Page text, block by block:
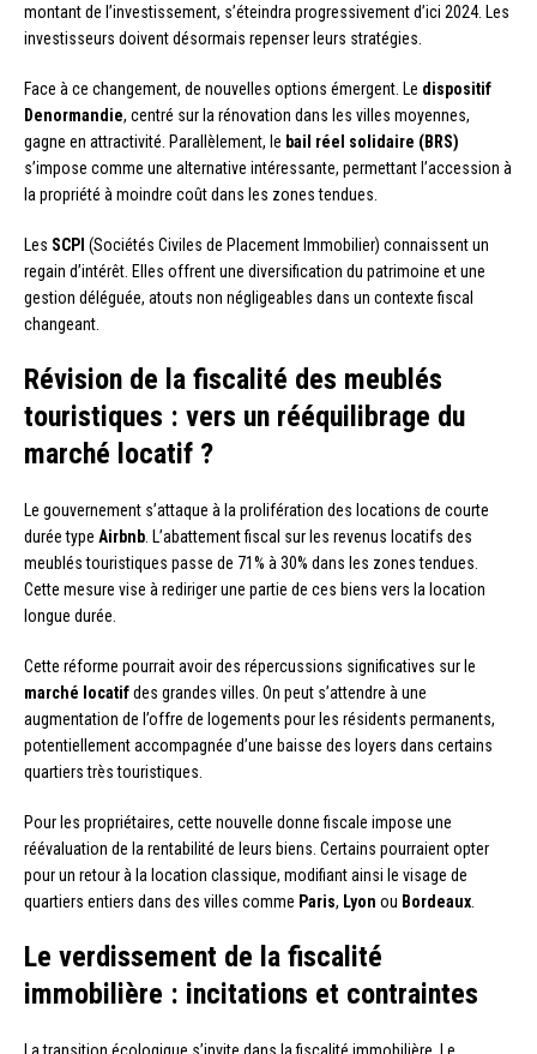
montant de l’investissement, s’éteindra progressivement d’ici 2024. Les
investisseurs doivent désormais repenser leurs stratégies.
Face à ce changement, de nouvelles options émergent. Le dispositif
Denormandie, centré sur la rénovation dans les villes moyennes,
gagne en attractivité. Parallèlement, le bail réel solidaire (BRS)
s’impose comme une alternative intéressante, permettant l’accession à
la propriété à moindre coût dans les zones tendues.
Les SCPI (Sociétés Civiles de Placement Immobilier) connaissent un
regain d’intérêt. Elles offrent une diversification du patrimoine et une
gestion déléguée, atouts non négligeables dans un contexte fiscal
changeant.
Révision de la fiscalité des meublés
touristiques : vers un rééquilibrage du
marché locatif ?
Le gouvernement s’attaque à la prolifération des locations de courte
durée type Airbnb . L’abattement fiscal sur les revenus locatifs des
meublés touristiques passe de 71% à 30% dans les zones tendues.
Cette mesure vise à rediriger une partie de ces biens vers la location
longue durée.
Cette réforme pourrait avoir des répercussions significatives sur le
marché locatifdes grandes villes. On peut s’attendre à une
augmentation de l’offre de logements pour les résidents permanents,
potentiellement accompagnée d’une baisse des loyers dans certains
quartiers très touristiques.
Pour les propriétaires, cette nouvelle donne fiscale impose une
réévaluation de la rentabilité de leurs biens. Certains pourraient opter
pour un retour à la location classique, modifiant ainsi le visage de
quartiers entiers dans des villes comme Paris, Lyon ou Bordeaux
Le verdissement de la fiscalité
immobilière : incitations et contraintes